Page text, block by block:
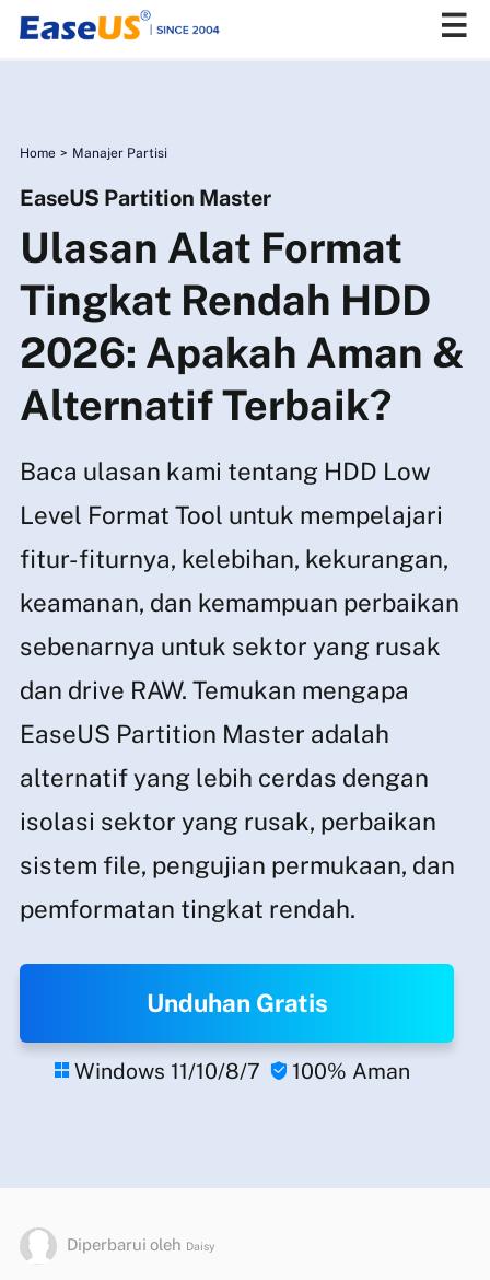
Home > Manajer Partisi
EaseUS Partition Master
Ulasan Alat Format
Tingkat Rendah HDD
2026: Apakah Aman &
Alternatif Terbaik?
Baca ulasan kami tentang HDD Low
Level Format Tool untuk mempelajari
fitur-fiturnya, kelebihan, kekurangan,
keamanan, dan kemampuan perbaikan
sebenarnya untuk sektor yang rusak
dan drive RAW. Temukan mengapa
EaseUS Partition Master adalah
alternatif yang lebih cerdas dengan
isolasi sektor yang rusak, perbaikan
sistem file, pengujian permukaan, dan
pemformatan tingkat rendah.
Unduhan Gratis
 Windows 11/10/8/7  100% Aman
Diperbarui oleh Daisy